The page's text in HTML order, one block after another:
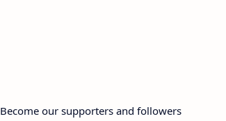
Become our supporters and followers